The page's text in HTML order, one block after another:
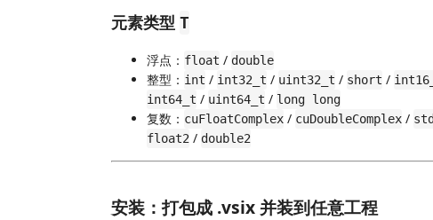
元素类型 T
浮点： float / double
整型： int / int32_t / uint32_t / short /
int64_t / uint64_t / long long
复数： cuFloatComplex / cuDoubleComplex /
float2 / double2
安装：打包成 .vsix 并装到任意工程